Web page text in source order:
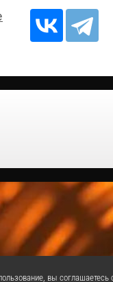
вы соглашаетесь